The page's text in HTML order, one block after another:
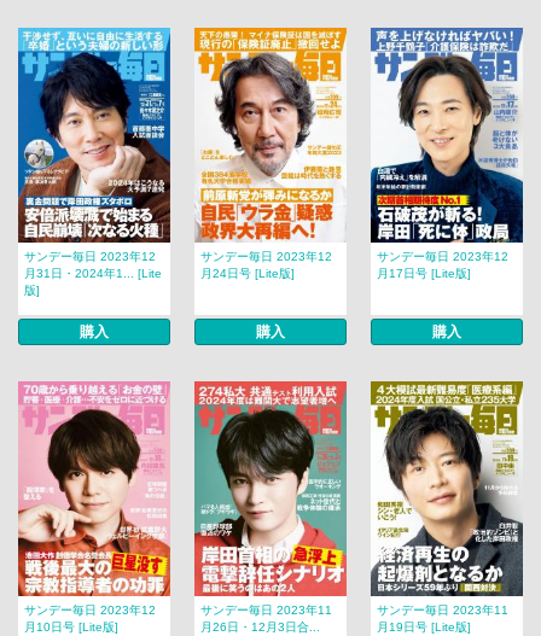
サンデー毎日 2023年12
月31日・2024年1... [Lite
版]
購入
サンデー毎日 2023年12
月24日号 [Lite版]
購入
サンデー毎日 2023年12
月17日号 [Lite版]
購入
サンデー毎日 2023年12
月10日号 [Lite版]
サンデー毎日 2023年11
月26日・12月3日合...
サンデー毎日 2023年11
月19日号 [Lite版]